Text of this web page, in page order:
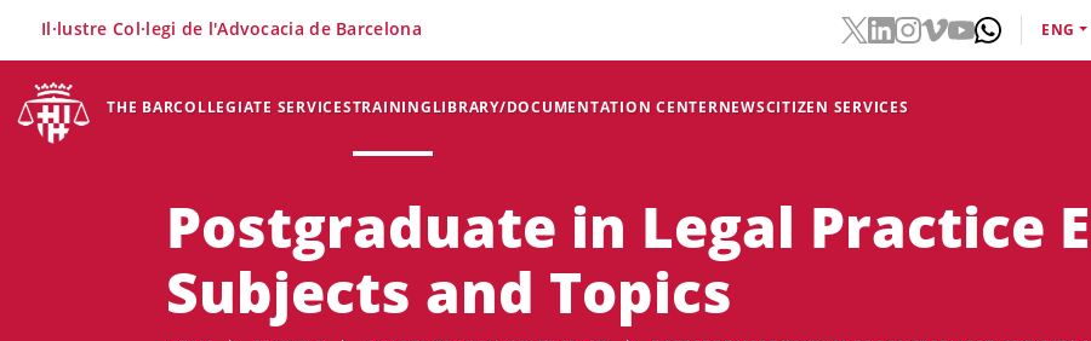
THE BARCOLLEGIATE SERVICESTRAININGLIBRARY/DOCUMENTATION CENTERNEWSCITIZEN SERVICES
Il·lustre Col·legi de l'Advocacia de Barcelona ENG
Postgraduate in Legal Practice
Subjects and Topics